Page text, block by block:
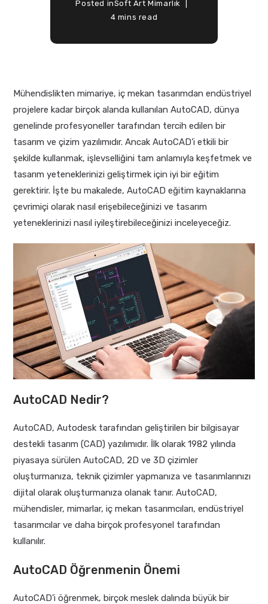
Posted inSoft Art Mimarlık
4 mins read
Mühendislikten mimariye, iç mekan tasarımdan endüstriyel
projelere kadar birçok alanda kullanılan AutoCAD, dünya
genelinde profesyoneller tarafından tercih edilen bir
tasarım ve çizim yazılımıdır. Ancak AutoCAD’i etkili bir
şekilde kullanmak, işlevselliğini tam anlamıyla keşfetmek ve
tasarım yeteneklerinizi geliştirmek için iyi bir eğitim
gerektirir. İşte bu makalede, AutoCAD eğitim kaynaklarına
çevrimiçi olarak nasıl erişebileceğinizi ve tasarım
yeteneklerinizi nasıl iyileştirebileceğinizi inceleyeceğiz.
AutoCAD Nedir?
AutoCAD, Autodesk tarafından geliştirilen bir bilgisayar
destekli tasarım (CAD) yazılımıdır. İlk olarak 1982 yılında
piyasaya sürülen AutoCAD, 2D ve 3D çizimler
oluşturmanıza, teknik çizimler yapmanıza ve tasarımlarınızı
dijital olarak oluşturmanıza olanak tanır. AutoCAD,
mühendisler, mimarlar, iç mekan tasarımcıları, endüstriyel
tasarımcılar ve daha birçok profesyonel tarafından
kullanılır.
AutoCAD Öğrenmenin Önemi
AutoCAD’i öğrenmek, birçok meslek dalında büyük bir